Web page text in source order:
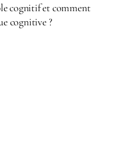
cognitif et comment
cognitive ?